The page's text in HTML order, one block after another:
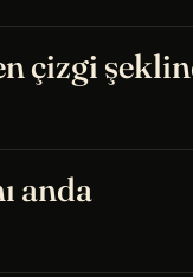
çizgi
anda